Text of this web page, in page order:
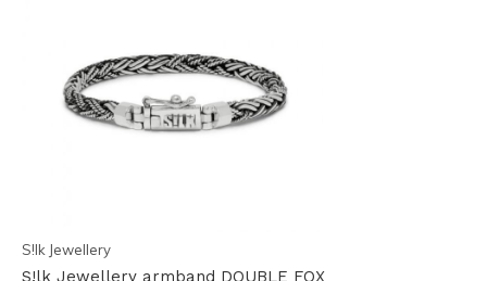
S!lk Jewellery
S!lk Jewellery armband DOUBLE FOX